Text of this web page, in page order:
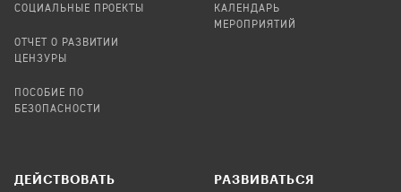
СОЦИАЛЬНЫЕ ПРОЕКТЫ
ОТЧЕТ О РАЗВИТИИ
ЦЕНЗУРЫ
ПОСОБИЕ ПО
БЕЗОПАСНОСТИ
КАЛЕНДАРЬ
МЕРОПРИЯТИЙ
ДЕЙСТВОВАТЬ РАЗВИВАТЬСЯ